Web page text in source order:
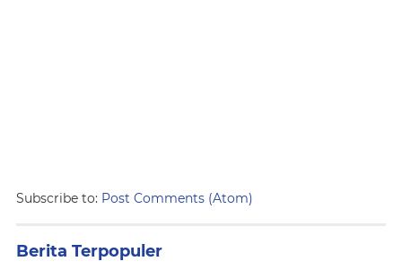
Subscribe to: Post Comments (Atom)
Berita Terpopuler